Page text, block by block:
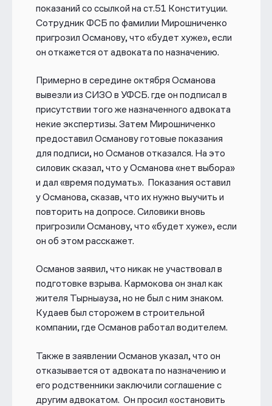
показаний со ссылкой на ст.51 Конституции.
Сотрудник ФСБ по фамилии Мирошниченко
пригрозил Османову, что «будет хуже», если
он откажется от адвоката по назначению.
Примерно в середине октября Османова
вывезли из СИЗО в УФСБ. где он подписал в
присутствии того же назначенного адвоката
некие экспертизы. Затем Мирошниченко
предоставил Османову готовые показания
для подписи, но Османов отказался. На это
силовик сказал, что у Османова «нет выбора»
и дал «время подумать». Показания оставил
у Османова, сказав, что их нужно выучить и
повторить на допросе. Силовики вновь
пригрозили Османову, что «будет хуже», если
он об этом расскажет.
Османов заявил, что никак не участвовал в
подготовке взрыва. Кармокова он знал как
жителя Тырныауза, но не был с ним знаком.
Кудаев был сторожем в строительной
компании, где Османов работал водителем.
Также в заявлении Османов указал, что он
отказывается от адвоката по назначению и
его родственники заключили соглашение с
другим адвокатом. Он просил «остановить